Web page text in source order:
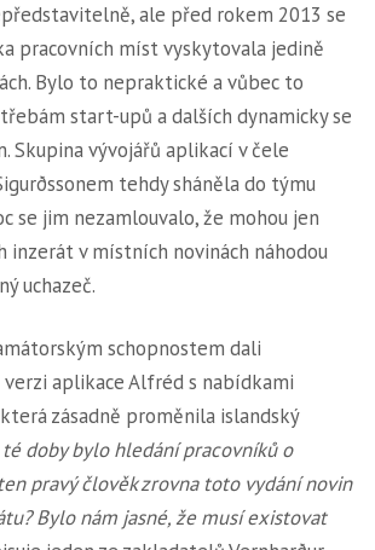
ale před rokem 2013 se
pracovních míst vyskytovala jedině
Bylo to nepraktické a vůbec to
start-upů a dalších dynamicky se
Skupina vývojářů aplikací v čele
tehdy sháněla do týmu
se jim nezamlouvalo, že mohou jen
inzerát v místních novinách náhodou
uchazeč.
schopnostem dali
aplikace Alfréd s nabídkami
zásadně proměnila islandský
té doby bylo hledání pracovníků o
pravý člověk zrovna toto vydání novin
Bylo nám jasné, že musí existovat